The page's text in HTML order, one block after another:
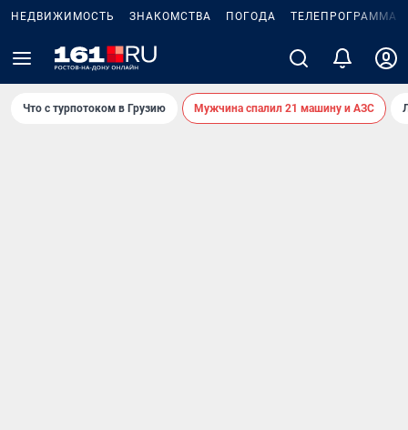
НЕДВИЖИМОСТЬ ЗНАКОМСТВА ПОГОДА ТЕЛЕПРОГРАММА
Что с турпотоком в Грузию Мужчина спалил 21 машину и АЗС